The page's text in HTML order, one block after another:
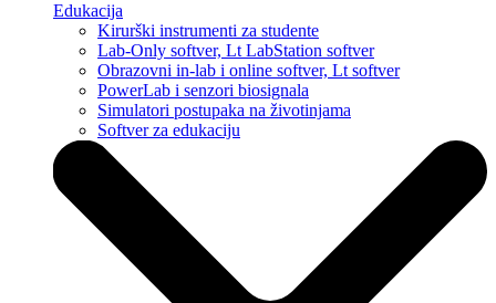
Edukacija
Kirurški instrumenti za studente
Lab-Only softver, Lt LabStation softver
Obrazovni in-lab i online softver, Lt softver
PowerLab i senzori biosignala
Simulatori postupaka na životinjama
Softver za edukaciju